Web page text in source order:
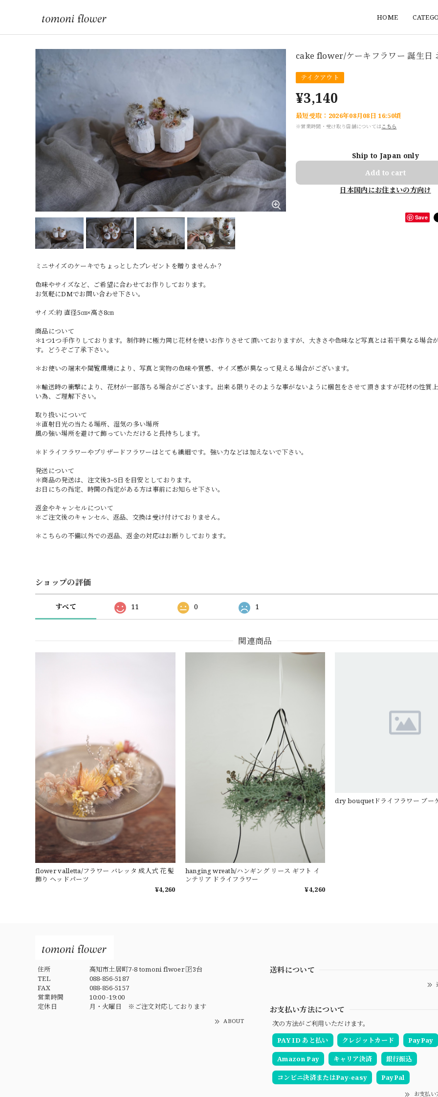
HOME
cake flower/ケーキフラワー 誕生日
テイクアウト
¥3,140
最短受取：2026年08月08日 16:50頃
※営業時間・受け取り店舗についてはこちら
Ship to Japan only
Add to cart
日本国内にお住まいの方向け
Save
ミニサイズのケーキでちょっとしたプレゼントを贈りませんか？
色味やサイズなど、ご希望に合わせてお作りしております。
お気軽にDMでお問い合わせ下さい。
サイズ:約 直径5㎝×高さ8㎝
商品について
＊1つ1つ手作りしております。制作時に極力同じ花材を使いお作りさせて頂いておりますが、大きさや色味など写真とは若干異なる場合
す。どうぞご了承下さい。
＊お使いの端末や閲覧環境により、写真と実物の色味や質感、サイズ感が異なって見える場合がございます。
＊輸送時の衝撃により、花材が一部落ちる場合がございます。出来る限りそのような事がないように梱包をさせて頂きますが花材の性質
い為、ご理解下さい。
取り扱いについて
＊直射日光の当たる場所、湿気の多い場所
風の強い場所を避けて飾っていただけると長持ちします。
＊ドライフラワーやプリザードフラワーはとても繊細です。強い力などは加えないで下さい。
発送について
＊商品の発送は、注文後3~5日を目安としております。
お日にちの指定、時間の指定がある方は事前にお知らせ下さい。
返金やキャンセルについて
＊ご注文後のキャンセル、返品、交換は受け付けておりません。
＊こちらの不備以外での返品、返金の対応はお断りしております。
ショップの評価
すべて 11 0 1
関連商品
flower valletta/フラワー バレッタ 成人式 花 髪
飾り ヘッドパーツ
¥4,260
hanging wreath/ハンギング リース ギフト イ
ンテリア ドライフラワー
¥4,260
dry bouquetドライフラワー ブー
住所
高知市土居町7-8 tomoni flwoer 🄿3台
TEL
088-856-5187
FAX
088-856-5157
営業時間
10:00 -19:00
定休日
月・火曜日 ※ご注文対応しております
ABOUT
送料について
お支払い方法について
次の方法がご利用いただけます。
PAY ID あと払い
クレジットカード PayPay
Amazon Pay キャリア決済 銀行振込
コンビニ決済またはPay-easy PayPal
お支払い